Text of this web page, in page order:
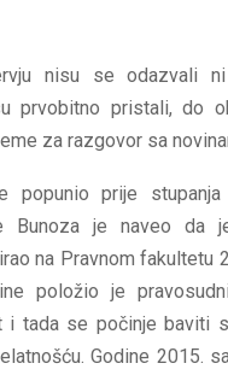
nisu se odazvali
prvobitno pristali, do
za razgovor sa
popunio prije stupanja
Bunoza je naveo da
na Pravnom fakultetu
položio je
i tada se počinje baviti
Godine 2015.